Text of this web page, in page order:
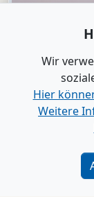
Sprache
Wir
Hier
Weitere